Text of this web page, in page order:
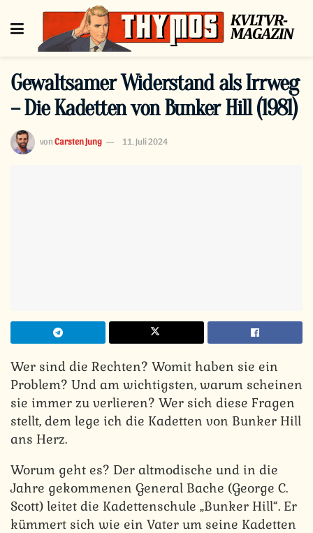
Gewaltsamer Widerstand als Irrweg
– Die Kadetten von Bunker Hill (1981)
von Carsten Jung 11. Juli 2024
Wer sind die Rechten? Womit haben sie ein
Problem? Und am wichtigsten, warum scheinen
sie immer zu verlieren? Wer sich diese Fragen
stellt, dem lege ich die Kadetten von Bunker Hill
ans Herz.
Worum geht es? Der altmodische und in die
Jahre gekommenen General Bache (George C.
Scott) leitet die Kadettenschule „Bunker Hill“. Er
kümmert sich wie ein Vater um seine Kadetten